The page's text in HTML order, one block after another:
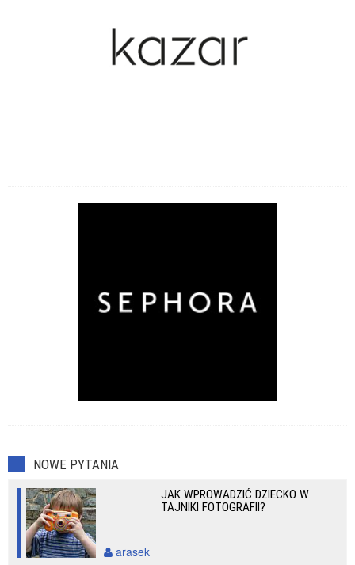
NOWE PYTANIA
JAK WPROWADZIĆ DZIECKO W
TAJNIKI FOTOGRAFII?
arasek